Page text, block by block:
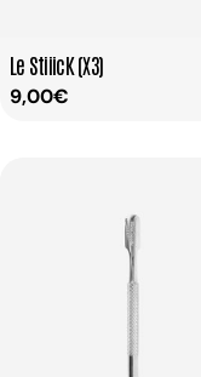
Taper:
Le StiiicK (X3)
Prix
9,00€